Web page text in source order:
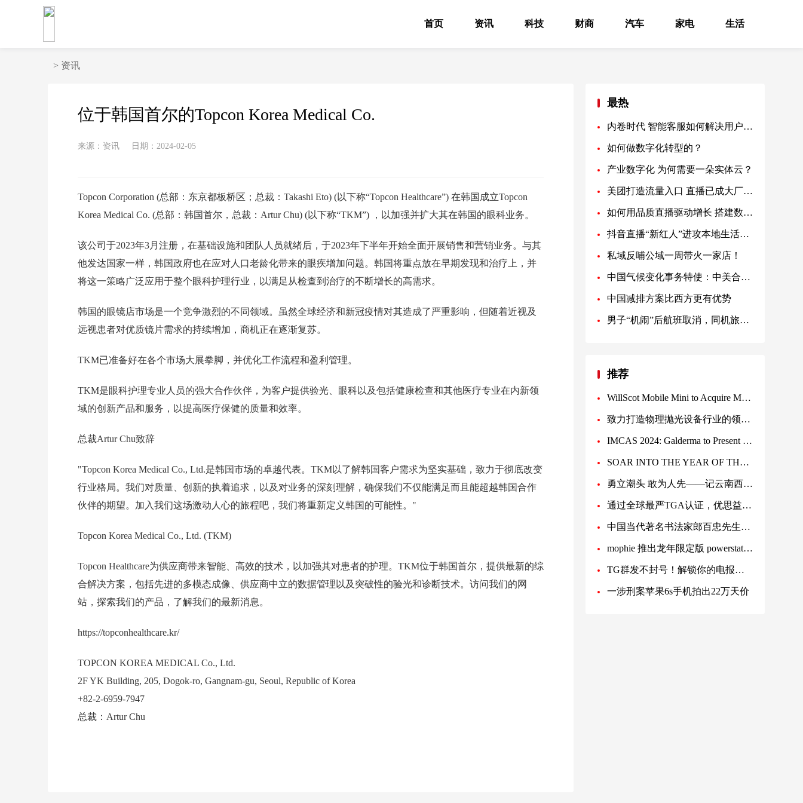
首页 资讯 科技 财商 汽车 家电 生活
> 资讯
位于韩国首尔的Topcon Korea Medical Co.
来源：资讯 日期：2024-02-05
Topcon Corporation (总部：东京都板桥区；总裁：Takashi Eto) (以下称“Topcon Healthcare”) 在韩国成立Topcon
Korea Medical Co. (总部：韩国首尔，总裁：Artur Chu) (以下称“TKM”) ，以加强并扩大其在韩国的眼科业务。
该公司于2023年3月注册，在基础设施和团队人员就绪后，于2023年下半年开始全面开展销售和营销业务。与其
他发达国家一样，韩国政府也在应对人口老龄化带来的眼疾增加问题。韩国将重点放在早期发现和治疗上，并
将这一策略广泛应用于整个眼科护理行业，以满足从检查到治疗的不断增长的高需求。
韩国的眼镜店市场是一个竞争激烈的不同领域。虽然全球经济和新冠疫情对其造成了严重影响，但随着近视及
远视患者对优质镜片需求的持续增加，商机正在逐渐复苏。
TKM已准备好在各个市场大展拳脚，并优化工作流程和盈利管理。
TKM是眼科护理专业人员的强大合作伙伴，为客户提供验光、眼科以及包括健康检查和其他医疗专业在内新领
域的创新产品和服务，以提高医疗保健的质量和效率。
总裁Artur Chu致辞
"Topcon Korea Medical Co., Ltd.是韩国市场的卓越代表。TKM以了解韩国客户需求为坚实基础，致力于彻底改变
行业格局。我们对质量、创新的执着追求，以及对业务的深刻理解，确保我们不仅能满足而且能超越韩国合作
伙伴的期望。加入我们这场激动人心的旅程吧，我们将重新定义韩国的可能性。"
Topcon Korea Medical Co., Ltd. (TKM)
Topcon Healthcare为供应商带来智能、高效的技术，以加强其对患者的护理。TKM位于韩国首尔，提供最新的综
合解决方案，包括先进的多模态成像、供应商中立的数据管理以及突破性的验光和诊断技术。访问我们的网
站，探索我们的产品，了解我们的最新消息。
https://topconhealthcare.kr/
TOPCON KOREA MEDICAL Co., Ltd.
2F YK Building, 205, Dogok-ro, Gangnam-gu, Seoul, Republic of Korea
+82-2-6959-7947
总裁：Artur Chu
最热
内卷时代 智能客服如何解决用户痛点？
如何做数字化转型的？
产业数字化 为何需要一朵实体云？
美团打造流量入口 直播已成大厂标配
如何用品质直播驱动增长 搭建数字化营销体系的新路？
抖音直播“新红人”进攻本地生活领域
私域反哺公域一周带火一家店！
中国气候变化事务特使：中美合作是唯一正确选择
中国减排方案比西方更有优势
男子“机闹”后航班取消，同机旅客准备集体起诉
推荐
WillScot Mobile Mini to Acquire McGrath RentCorp for $3.8 Billion
致力打造物理抛光设备行业的领跑者！
IMCAS 2024: Galderma to Present Latest Updates From Its Unparalleled Aesthetics Portfolio Reinforcin
SOAR INTO THE YEAR OF THE DRAGON WITH VISTAJET
勇立潮头 敢为人先——记云南西游洞旅游开发集团有限公司杨学银董事长
通过全球最严TGA认证，优思益打造全系列高品质健康产品
中国当代著名书法家郎百忠先生荣获《中国十大杰出书法家》第一名
mophie 推出龙年限定版 powerstation plus 庆祝春节
TG群发不封号！解锁你的电报专属群发营销软件！
一涉刑案苹果6s手机拍出22万天价